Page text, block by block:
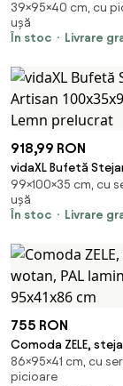
Artisan, 95 x 40 x
39×95×40 cm, cu
ușă
În stoc
Livrare
918,99 RON
vidaXL Bufetă
100x35x99 cm
99×100×35 cm, cu
ușă
În stoc
Livrare
755 RON
Comoda ZELE,
laminat, 95x41x86
86×95×41 cm, cu
picioare